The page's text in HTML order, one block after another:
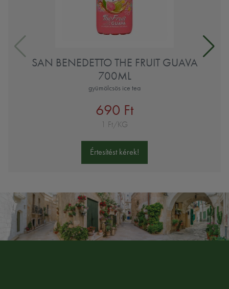
SAN BENEDETTO THE FRUIT GUAVA
700ML
gyümölcsös ice tea
690 Ft
1 Ft/KG
Értesítést kérek!